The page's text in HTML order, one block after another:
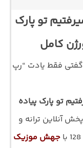
تو پارک
کامل
گفتی فقط یادت “رپ
تو پارک پیاده
آنلاین ترانه و
جهش موزیک